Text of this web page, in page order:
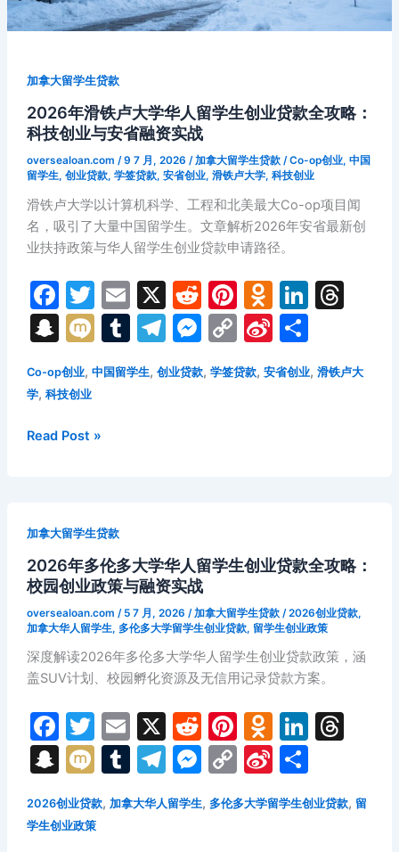
学
贷
申
请
全
攻
略
加拿大留学生贷款
2026年滑铁卢大学华人留学生创业贷款全攻略：
科技创业与安省融资实战
oversealoan.com /9 7 月, 2026 /加拿大留学生贷款/Co-op创业, 中国
留学生, 创业贷款, 学签贷款, 安省创业, 滑铁卢大学, 科技创业
滑铁卢大学以计算机科学、工程和北美最大Co-op项目闻
名，吸引了大量中国留学生。文章解析2026年安省最新创
业扶持政策与华人留学生创业贷款申请路径。
F
a
c
e
b
o
T
w
itt
er
E
m
ai
l
X R
e
d
di
Pi
nt
er
e
O
d
n
o
ki
Li
n
k
e
T
a
S
a
c
M
ix
i
T
u
m
T
el
e
M
s
C
o
p
Si
n
a
分
Co-op创业, 中国留学生, 创业贷款, 学签贷款, 安省创业, 滑铁卢大
学, 科技创业
2026
大
学
华
留
学
生
业
贷
款
全
攻
略：
Read Post »
加拿大留学生贷款
2026年多伦多大学华人留学生创业贷款全攻略：
校园创业政策与融资实战
oversealoan.com / 5 7 月, 2026 /加拿大留学生贷款/2026创业贷款,
加拿大华人留学生, 多伦多大学留学生创业贷款, 留学生创业政策
深度解读2026年多伦多大学华人留学生创业贷款政策，涵
盖SUV计划、校园孵化资源及无信用记录贷款方案。
F
a
c
e
b
T
w
itt
er
E
m
ai
l
X R
e
d
di
Pi
nt
er
e
O
d
n
o
Li
n
k
e
T
a
S
n
a
M
ix
i
T
u
m
T
e
M
s
C
o
p
Si
a
分
享
2026创业贷款, 加拿大华人留学生, 多伦多大学留学生创业贷款, 留
学生创业政策